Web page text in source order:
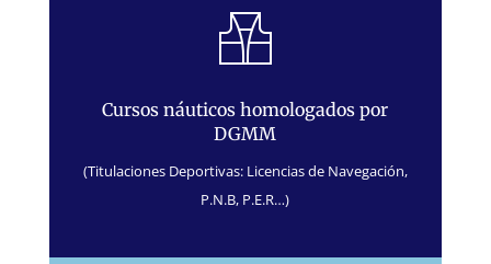
Cursos náuticos homologados por
DGMM
(Titulaciones Deportivas: Licencias de Navegación,
P.N.B, P.E.R…)